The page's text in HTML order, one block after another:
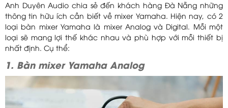
Anh Duyên Audio chia sẻ đến khách hàng Đà Nẵng những
thông tin hữu ích cần biết về mixer Yamaha. Hiện nay, có 2
loại bàn mixer Yamaha là mixer Analog và Digital. Mỗi một
loại sẽ mang lợi thế khác nhau và phù hợp với mỗi thiết bị
nhất định. Cụ thể:
1. Bàn mixer Yamaha Analog